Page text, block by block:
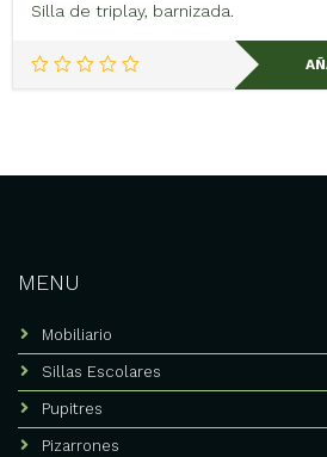
Silla de triplay, barnizada.
MENU
Mobiliario
Sillas Escolares
Pupitres
Pizarrones